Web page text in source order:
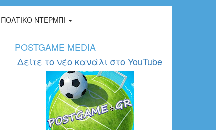
ΠΟΛΤΙΚΌ ΝΤΈΡΜΠΙ
POSTGAME MEDIA
Δείτε το νέο κανάλι στο YouTube